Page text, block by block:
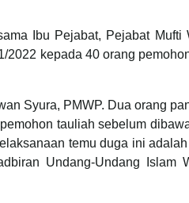
Ibu Pejabat, Pejabat Mufti
2022 kepada 40 orang
Syura, PMWP. Dua orang
tauliah sebelum
temu duga ini
Undang-Undang Islam